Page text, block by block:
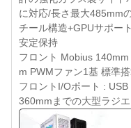
に対応/長さ最大485mm
チール構造+GPUサポー
安定保持
フロント Mobius
m PWMファン1基 標準
フロントI/Oポート : USB
360mmまでの大型ラジ